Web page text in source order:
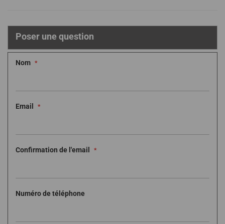
Poser une question
Nom
Email
Confirmation de l'email
Numéro de téléphone